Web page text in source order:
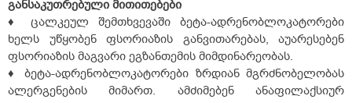
განსაკუთრებული მითითებები
♦ ცალკეულ შემთხვევაში ბეტა-ადრენობლოკატორები
ხელს უწყობენ ფსორიაზის განვითარებას, აუარესებენ
ფსორიაზის მაგვარი ეგზანთემის მიმდინარეობას.
♦ ბეტა-ადრენობლოკატორები ზრდიან მგრძნობელობას
ალერგენების მიმართ. ამძიმებენ ანაფილაქსიურ